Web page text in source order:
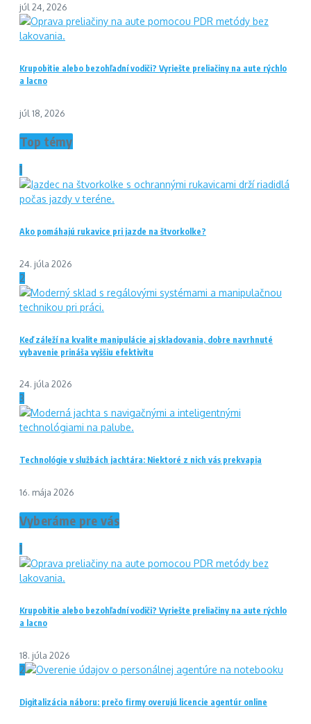
júl 24, 2026
Krupobitie alebo bezohľadní vodiči? Vyriešte preliačiny na aute rýchlo
a lacno
júl 18, 2026
Top témy
1
Ako pomáhajú rukavice pri jazde na štvorkolke?
24. júla 2026
2
Keď záleží na kvalite manipulácie aj skladovania, dobre navrhnuté
vybavenie prináša vyššiu efektivitu
24. júla 2026
3
Technológie v službách jachtára: Niektoré z nich vás prekvapia
16. mája 2026
Vyberáme pre vás
1
Krupobitie alebo bezohľadní vodiči? Vyriešte preliačiny na aute rýchlo
a lacno
18. júla 2026
2
Digitalizácia náboru: prečo firmy overujú licencie agentúr online